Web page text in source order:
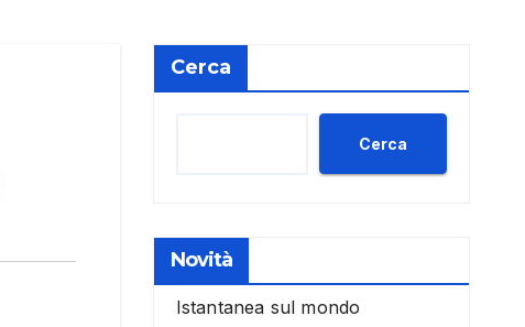
Cerca
Cerca
Novità
Istantanea sul mondo